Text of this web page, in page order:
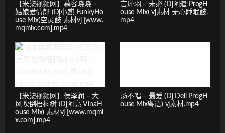
【米柒视频网】慕容晓晓 –
姑娘爱情郎 (Dj小麒 FunkyHo
use Mix)空灵鼓 素材vj [www.
mqmix.com].mp4
言瑾羽 – 未必 (Dj阿遣 ProgH
ouse Mix) vj素材 无心睡眠鼓.
mp4
【米柒视频网】侯泽润 – 大
风吹倒梧桐树 (Dj阿亮 VinaH
ouse Mix) 素材vj [www.mqmi
x.com].mp4
汤不唱 – 最爱 (Dj Dell ProgH
ouse Mix粤语) vj素材.mp4